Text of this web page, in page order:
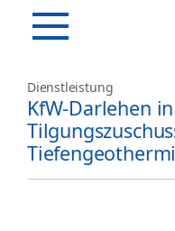
Dienstleistung
KfW-Darlehen